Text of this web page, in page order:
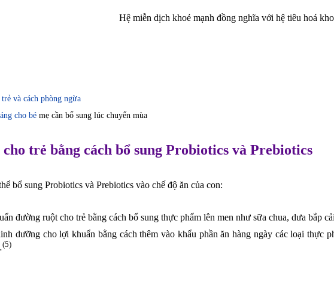
Hệ miễn dịch khoẻ mạnh đồng nghĩa với hệ tiêu hoá
và cách phòng ngừa
cho bé mẹ cần bổ sung lúc chuyển mùa
trẻ bằng cách bổ sung Probiotics và Prebiotics
bổ sung Probiotics và Prebiotics vào chế độ ăn của con:
đường ruột cho trẻ bằng cách bổ sung thực phẩm lên men như sữa chua, dưa bắp
dưỡng cho lợi khuẩn bằng cách thêm vào khẩu phần ăn hàng ngày các loại thực
(5)